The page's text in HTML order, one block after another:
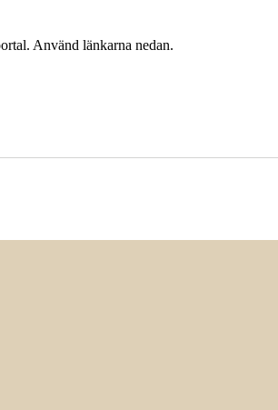
Använd länkarna nedan.